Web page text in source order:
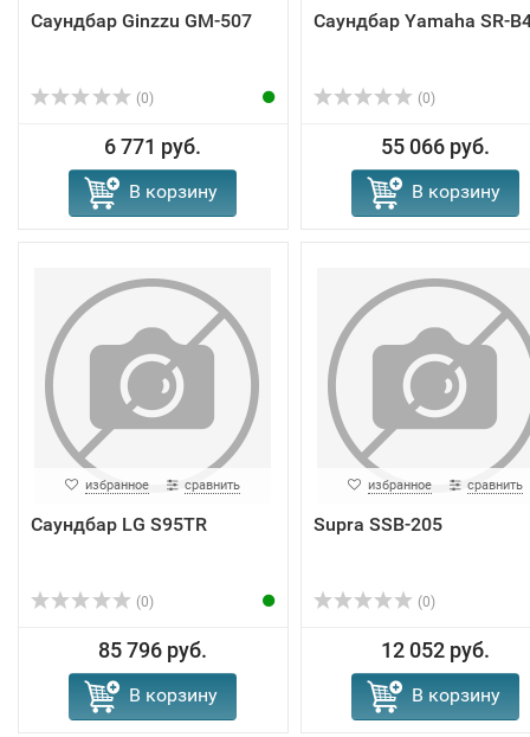
Саундбар Ginzzu GM-507
(0)
6 771 руб.
В корзину
Саундбар Yamaha SR-
(0)
55 066 руб.
В корзину
избранное сравнить
Саундбар LG S95TR
(0)
85 796 руб.
В корзину
избранное сравнить
Supra SSB-205
(0)
12 052 руб.
В корзину